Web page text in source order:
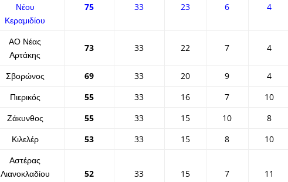
Νέου
Κεραμιδίου
75 33 23 6 4
ΑΟ Νέας
Αρτάκης
73 33 22 7 4
Σβορώνος 69 33 20 9 4
Πιερικός 55 33 16 7 10
Ζάκυνθος 55 33 15 10 8
Κιλελέρ 53 33 15 8 10
Αστέρας
Λιανοκλαδίου
52 33 15 7 11